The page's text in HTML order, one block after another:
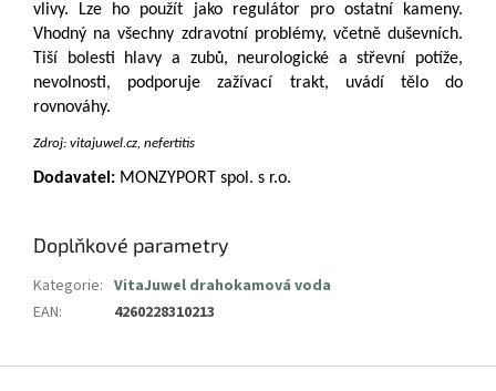
vlivy. Lze ho použít jako regulátor pro ostatní kameny.
Vhodný na všechny zdravotní problémy, včetně duševních.
Tiší bolesti hlavy a zubů, neurologické a střevní potíže,
nevolnosti, podporuje zažívací trakt, uvádí tělo do
rovnováhy.
Zdroj: vitajuwel.cz, nefertitis
Dodavatel: MONZYPORT spol. s r.o.
Doplňkové parametry
Kategorie: VitaJuwel drahokamová voda
EAN: 4260228310213